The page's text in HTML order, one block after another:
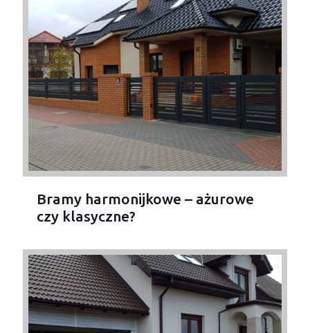
Bramy harmonijkowe – ażurowe
czy klasyczne?